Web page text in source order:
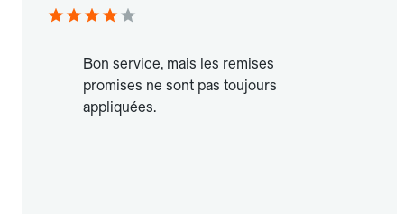
Bon service, mais les remises
promises ne sont pas toujours
appliquées.